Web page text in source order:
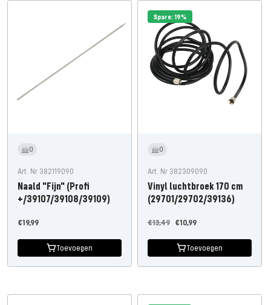
0
Art. Nr 382119090
Naald "Fijn" (Profi
+/39107/39108/39109)
Aanbiedingsprijs
€19,99
Toevoegen
Spare: 19%
0
Art. Nr 382309090
Vinyl luchtbroek 170 cm
(29701/29702/39136)
Aanbiedingsprijs
€10,99
Normale
€13,49
Toevoegen